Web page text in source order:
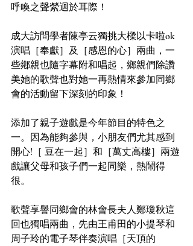
呼喚之聲縈迴於耳際！
成大訪問學者陳亭云獨挑大樑以卡啦ok
演唱［奉獻］及［感恩的心］兩曲，一
些鄕親也隨字幕附和唱起，鄉親們除讚
美她的歌聲也對她一再熱情來參加同鄉
會的活動留下深刻的印象！
添加了親子遊戲是今年節目的特色之
一。因為能夠參與，小朋友們尤其感到
開心!［ 豆在一起］和［萬丈高樓］兩遊
戲讓父母和孩子們一起同樂，熱鬧得
很。
歌聲享譽同鄉會的林會長夫人鄭瓊秋這
回也獨唱兩曲，先由王甫田的小提琴和
周子玲的電子琴伴奏演唱［天頂的